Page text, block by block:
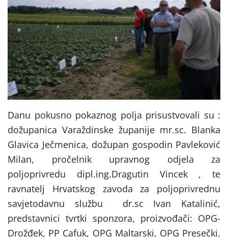
Danu pokusno pokaznog polja prisustvovali su :
dožupanica Varaždinske županije mr.sc. Blanka
Glavica Ječmenica, dožupan gospodin Pavleković
Milan, pročelnik upravnog odjela za
poljoprivredu dipl.ing.Dragutin Vincek , te
ravnatelj Hrvatskog zavoda za poljoprivrednu
savjetodavnu službu dr.sc Ivan Katalinić,
predstavnici tvrtki sponzora, proizvođači: OPG-
Drožđek, PP Cafuk, OPG Maltarski, OPG Presečki,